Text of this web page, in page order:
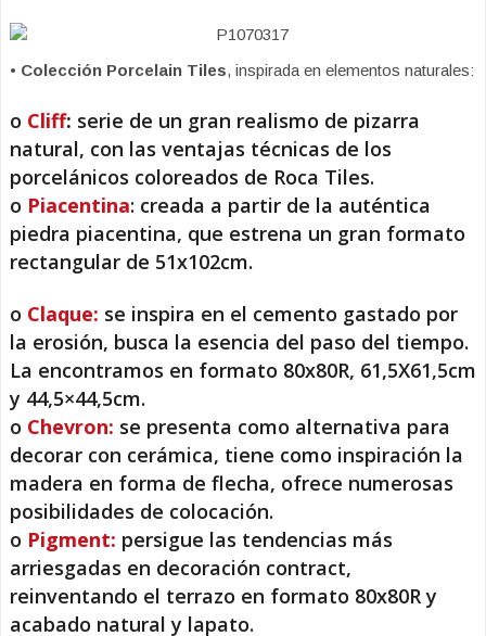
• Colección Porcelain Tiles, inspirada en elementos naturales:
o Cliff: serie de un gran realismo de pizarra
natural, con las ventajas técnicas de los
porcelánicos coloreados de Roca Tiles.
o Piacentina: creada a partir de la auténtica
piedra piacentina, que estrena un gran formato
rectangular de 51x102cm.
o Claque: se inspira en el cemento gastado por
la erosión, busca la esencia del paso del tiempo.
La encontramos en formato 80x80R, 61,5X61,5cm
y 44,5×44,5cm.
o Chevron: se presenta como alternativa para
decorar con cerámica, tiene como inspiración la
madera en forma de flecha, ofrece numerosas
posibilidades de colocación.
o Pigment: persigue las tendencias más
arriesgadas en decoración contract,
reinventando el terrazo en formato 80x80R y
acabado natural y lapato.